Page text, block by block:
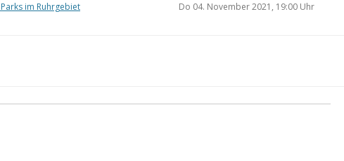
im Ruhrgebiet Do 04. November 2021, 19:00 Uhr